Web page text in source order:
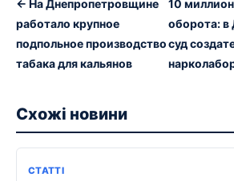
← На Днепропетровщине
работало крупное
подпольное производство
табака для кальянов
10
оборота: в
суд
Схожі новини
СТАТТІ